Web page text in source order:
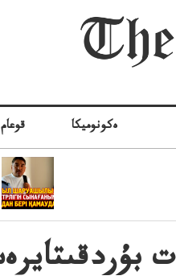
قوعام ەكونوميكا